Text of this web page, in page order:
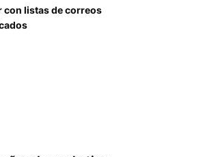
con listas de correos